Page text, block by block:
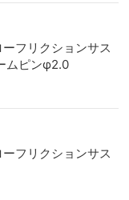
フリクションサス
ムピンφ2.0
フリクションサス